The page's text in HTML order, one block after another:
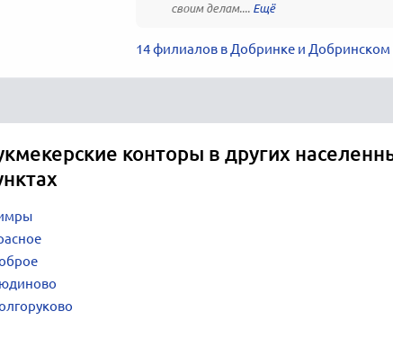
своим делам....
14 филиалов в Добринке и Добринском
конторы в других